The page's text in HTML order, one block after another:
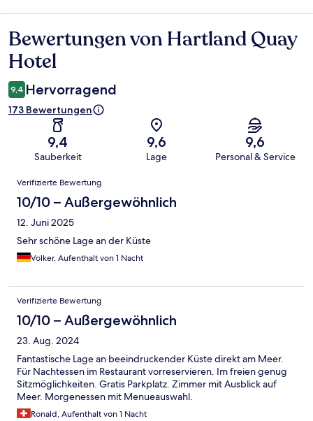
Bewertungen
Bewertungen von Hartland Quay
Hotel
9,4 Hervorragend
173 Bewertungen
9,4
Sauberkeit
9,6
Lage
9,6
Personal & Service
Bewertungen
Verifizierte Bewertung
10/10 – Außergewöhnlich
12. Juni 2025
Sehr schöne Lage an der Küste
Volker, Aufenthalt von 1 Nacht
Verifizierte Bewertung
10/10 – Außergewöhnlich
23. Aug. 2024
Fantastische Lage an beeindruckender Küste direkt am Meer.
Für Nachtessen im Restaurant vorreservieren. Im freien genug
Sitzmöglichkeiten. Gratis Parkplatz. Zimmer mit Ausblick auf
Meer. Morgenessen mit Menueauswahl.
Ronald, Aufenthalt von 1 Nacht